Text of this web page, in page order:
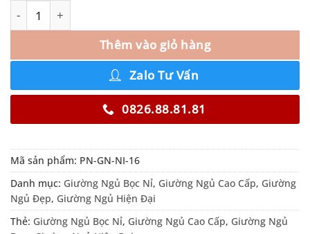
Thêm vào giỏ hàng
Zalo Tư Vấn
0826.88.81.81
Mã sản phẩm: PN-GN-NI-16
Danh mục: Giường Ngủ Bọc Nỉ, Giường Ngủ Cao Cấp, Giường
Ngủ Đẹp, Giường Ngủ Hiện Đại
Thẻ: Giường Ngủ Bọc Nỉ, Giường Ngủ Cao Cấp, Giường Ngủ